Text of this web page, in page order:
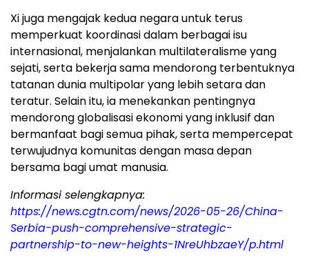
Xi juga mengajak kedua negara untuk terus
memperkuat koordinasi dalam berbagai isu
internasional, menjalankan multilateralisme yang
sejati, serta bekerja sama mendorong terbentuknya
tatanan dunia multipolar yang lebih setara dan
teratur. Selain itu, ia menekankan pentingnya
mendorong globalisasi ekonomi yang inklusif dan
bermanfaat bagi semua pihak, serta mempercepat
terwujudnya komunitas dengan masa depan
bersama bagi umat manusia.
Informasi selengkapnya:
https://news.cgtn.com/news/2026-05-26/China-
Serbia-push-comprehensive-strategic-
partnership-to-new-heights-1NreUhbzaeY/p.html